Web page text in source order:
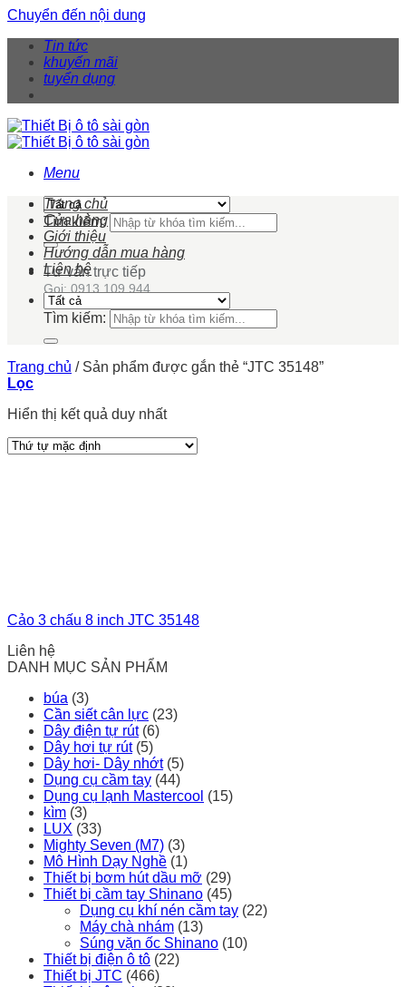
Chuyển đến nội dung
Tin tức
khuyến mãi
tuyển dụng
Menu
Tìm kiếm:
Tư vấn trực tiếp
Gọi: 0913 109 944
Trang chủ
Cửa hàng
Giới thiệu
Hướng dẫn mua hàng
Liên hệ
Tìm kiếm:
Trang chủ /Sản phẩm được gắn thẻ “JTC 35148”
Lọc
Hiển thị kết quả duy nhất
Cảo 3 chấu 8 inch JTC 35148
Liên hệ
DANH MỤC SẢN PHẨM
búa (3)
Cần siết cân lực (23)
Dây điện tự rút (6)
Dây hơi tự rút (5)
Dây hơi- Dây nhớt (5)
Dụng cụ cầm tay (44)
Dụng cụ lạnh Mastercool (15)
kìm (3)
LUX (33)
Mighty Seven (M7) (3)
Mô Hình Dạy Nghề (1)
Thiết bị bơm hút dầu mỡ (29)
Thiết bị cầm tay Shinano (45)
Dụng cụ khí nén cầm tay (22)
Máy chà nhám (13)
Súng vặn ốc Shinano (10)
Thiết bị điện ô tô (22)
Thiết bị JTC (466)